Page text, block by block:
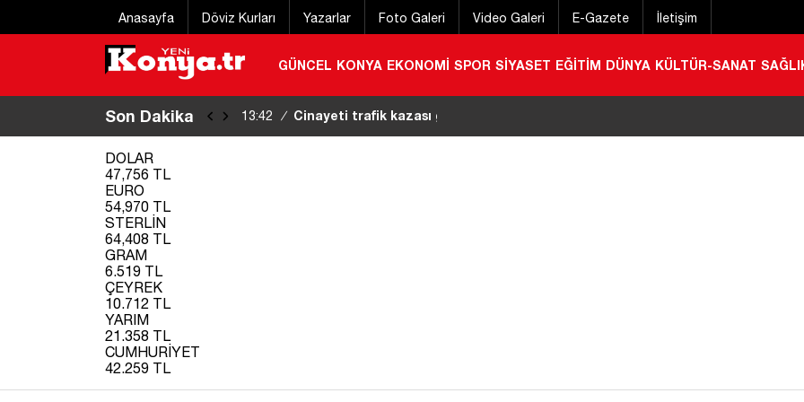
Anasayfa Döviz Kurları Yazarlar Foto Galeri Video Galeri E-Gazete İletişim
GÜNCEL KONYA EKONOMİ SPOR SİYASET EĞİTİM DÜNYA KÜLTÜR-SANAT
Son Dakika 13:42 / Cinayeti trafik kazası gibi göstermeye çalıştı: Deliller gerçeği
DOLAR
47,756 TL
EURO
54,970 TL
STERLİN
64,408 TL
GRAM
6.519 TL
ÇEYREK
10.712 TL
YARIM
21.358 TL
CUMHURİYET
42.259 TL